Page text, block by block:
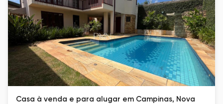
Casa à venda e para alugar em Campinas, Nova